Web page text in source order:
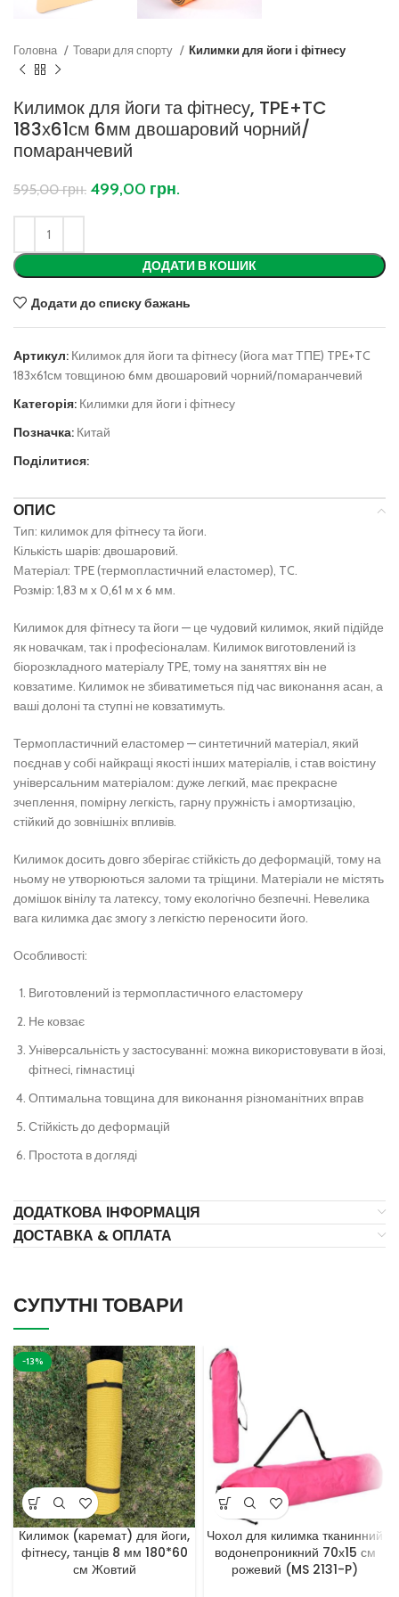
Головна Товари для спорту Килимки для йоги і фітнесу
Килимок для йоги та фітнесу, TPE+TC
183х61см 6мм двошаровий чорний/
помаранчевий
595,00грн. 499,00 грн.
ДОДАТИ В КОШИК
Додати до списку бажань
Артикул: Килимок для йоги та фітнесу (йога мат ТПЕ) TPE+TC
183х61см товщиною 6мм двошаровий чорний/помаранчевий
Категорія: Килимки для йоги і фітнесу
Позначка: Китай
Поділитися:
ОПИС
Тип: килимок для фітнесу та йоги.
Кількість шарів: двошаровий.
Матеріал: TPE (термопластичний еластомер), TC.
Розмір: 1,83 м x 0,61 м x 6 мм.
Килимок для фітнесу та йоги — це чудовий килимок, який підійде
як новачкам, так і професіоналам. Килимок виготовлений із
біорозкладного матеріалу TPE, тому на заняттях він не
ковзатиме. Килимок не збиватиметься під час виконання асан, а
ваші долоні та ступні не ковзатимуть.
Термопластичний еластомер — синтетичний матеріал, який
поєднав у собі найкращі якості інших матеріалів, і став воістину
універсальним матеріалом: дуже легкий, має прекрасне
зчеплення, помірну легкість, гарну пружність і амортизацію,
стійкий до зовнішніх впливів.
Килимок досить довго зберігає стійкість до деформацій, тому на
ньому не утворюються заломи та тріщини. Матеріали не містять
домішок вінілу та латексу, тому екологічно безпечні. Невелика
вага килимка дає змогу з легкістю переносити його.
Особливості:
Виготовлений із термопластичного еластомеру
Не ковзає
Універсальність у застосуванні: можна використовувати в йозі,
фітнесі, гімнастиці
Оптимальна товщина для виконання різноманітних вправ
Стійкість до деформацій
Простота в догляді
ДОДАТКОВА ІНФОРМАЦІЯ
ДОСТАВКА & ОПЛАТА
СУПУТНІ ТОВАРИ
-13%
Килимок (каремат) для йоги,
фітнесу, танців 8 мм 180*60
см Жовтий
Чохол для килимка тканинний
водонепроникний 70х15 см
рожевий (MS 2131-P)